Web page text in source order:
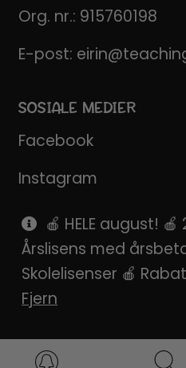
Org. nr.: 915760198
E-post:
SOSIALE MEDIER
Facebook
Instagram
Pinterest
SnapChat
🍎 HELE august!
Årslisens med
Skolelisenser 🍎
Fjern